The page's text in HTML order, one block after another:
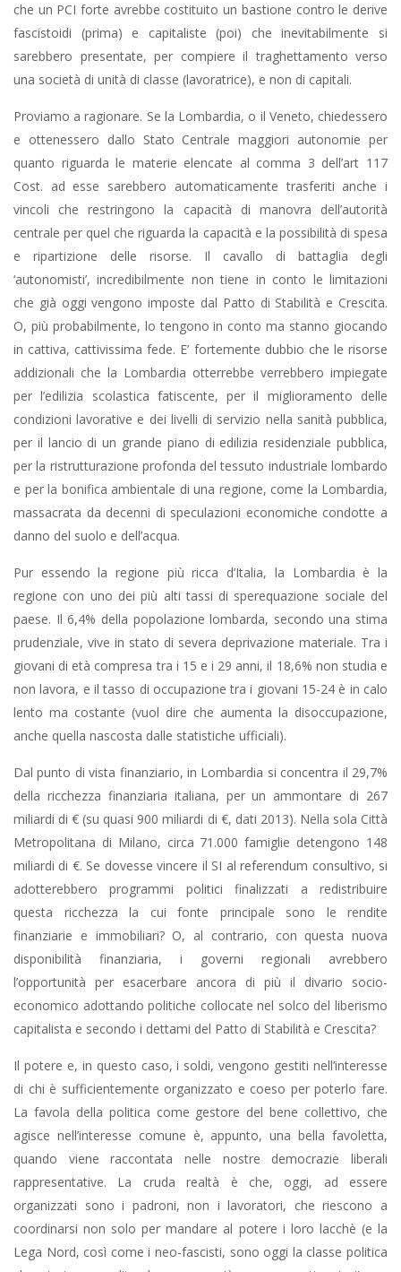
che un PCI forte avrebbe costituito un bastione contro le derive
fascistoidi (prima) e capitaliste (poi) che inevitabilmente si
sarebbero presentate, per compiere il traghettamento verso
una società di unità di classe (lavoratrice), e non di capitali.
Proviamo a ragionare. Se la Lombardia, o il Veneto, chiedessero
e ottenessero dallo Stato Centrale maggiori autonomie per
quanto riguarda le materie elencate al comma 3 dell’art 117
Cost. ad esse sarebbero automaticamente trasferiti anche i
vincoli che restringono la capacità di manovra dell’autorità
centrale per quel che riguarda la capacità e la possibilità di spesa
e ripartizione delle risorse. Il cavallo di battaglia degli
‘autonomisti’, incredibilmente non tiene in conto le limitazioni
che già oggi vengono imposte dal Patto di Stabilità e Crescita.
O, più probabilmente, lo tengono in conto ma stanno giocando
in cattiva, cattivissima fede. E’ fortemente dubbio che le risorse
addizionali che la Lombardia otterrebbe verrebbero impiegate
per l’edilizia scolastica fatiscente, per il miglioramento delle
condizioni lavorative e dei livelli di servizio nella sanità pubblica,
per il lancio di un grande piano di edilizia residenziale pubblica,
per la ristrutturazione profonda del tessuto industriale lombardo
e per la bonifica ambientale di una regione, come la Lombardia,
massacrata da decenni di speculazioni economiche condotte a
danno del suolo e dell’acqua.
Pur essendo la regione più ricca d’Italia, la Lombardia è la
regione con uno dei più alti tassi di sperequazione sociale del
paese. Il 6,4% della popolazione lombarda, secondo una stima
prudenziale, vive in stato di severa deprivazione materiale. Tra i
giovani di età compresa tra i 15 e i 29 anni, il 18,6% non studia e
non lavora, e il tasso di occupazione tra i giovani 15-24 è in calo
lento ma costante (vuol dire che aumenta la disoccupazione,
anche quella nascosta dalle statistiche ufficiali).
Dal punto di vista finanziario, in Lombardia si concentra il 29,7%
della ricchezza finanziaria italiana, per un ammontare di 267
miliardi di € (su quasi 900 miliardi di €, dati 2013). Nella sola Città
Metropolitana di Milano, circa 71.000 famiglie detengono 148
miliardi di €. Se dovesse vincere il SI al referendum consultivo, si
adotterebbero programmi politici finalizzati a redistribuire
questa ricchezza la cui fonte principale sono le rendite
finanziarie e immobiliari? O, al contrario, con questa nuova
disponibilità finanziaria, i governi regionali avrebbero
l’opportunità per esacerbare ancora di più il divario socio-
economico adottando politiche collocate nel solco del liberismo
capitalista e secondo i dettami del Patto di Stabilità e Crescita?
Il potere e, in questo caso, i soldi, vengono gestiti nell’interesse
di chi è sufficientemente organizzato e coeso per poterlo fare.
La favola della politica come gestore del bene collettivo, che
agisce nell’interesse comune è, appunto, una bella favoletta,
quando viene raccontata nelle nostre democrazie liberali
rappresentative. La cruda realtà è che, oggi, ad essere
organizzati sono i padroni, non i lavoratori, che riescono a
coordinarsi non solo per mandare al potere i loro lacchè (e la
Lega Nord, così come i neo-fascisti, sono oggi la classe politica